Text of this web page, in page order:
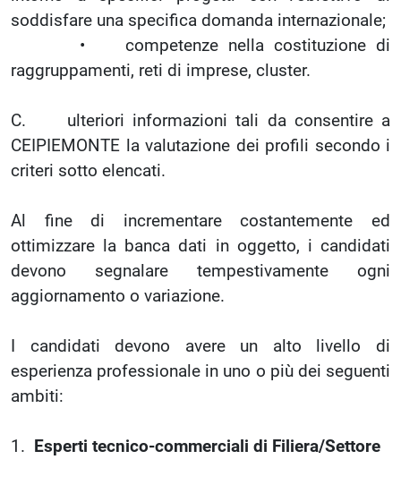
soddisfare una specifica domanda internazionale;
• competenze nella costituzione di
raggruppamenti, reti di imprese, cluster.
C. ulteriori informazioni tali da consentire a
CEIPIEMONTE la valutazione dei profili secondo i
criteri sotto elencati.
Al fine di incrementare costantemente ed
ottimizzare la banca dati in oggetto, i candidati
devono segnalare tempestivamente ogni
aggiornamento o variazione.
I candidati devono avere un alto livello di
esperienza professionale in uno o più dei seguenti
ambiti:
1. Esperti tecnico-commerciali di Filiera/Settore